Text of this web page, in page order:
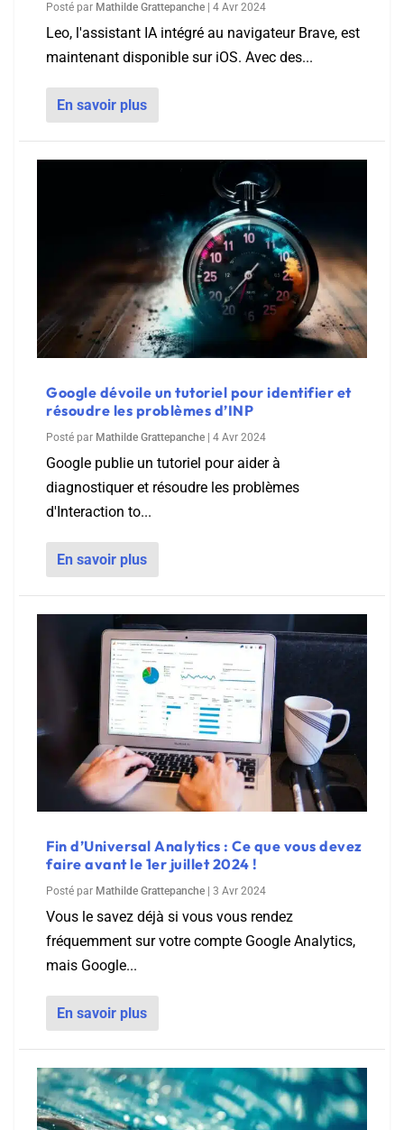
Posté par Mathilde Grattepanche 4 Avr 2024
Leo, l'assistant IA intégré au navigateur Brave, est
maintenant disponible sur iOS. Avec des...
En savoir plus
Google dévoile un tutoriel pour identifier et
résoudre les problèmes d’INP
Posté par Mathilde Grattepanche | 4 Avr 2024
Google publie un tutoriel pour aider à
diagnostiquer et résoudre les problèmes
d'Interaction to...
En savoir plus
Fin d’Universal Analytics : Ce que vous devez
faire avant le 1er juillet 2024 !
Posté par Mathilde Grattepanche 3 Avr 2024
Vous le savez déjà si vous vous rendez
fréquemment sur votre compte Google Analytics,
mais Google...
En savoir plus